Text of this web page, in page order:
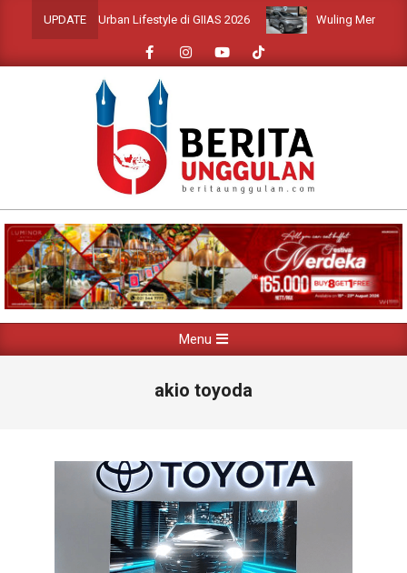
UPDATE
Bergaya Urban Lifestyle di GIIAS 2026 Wuling
Navigation
Menu
akio toyoda